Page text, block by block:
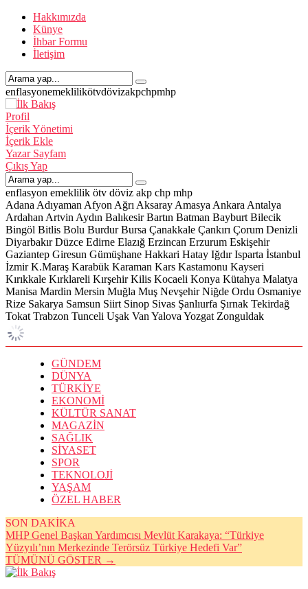
Hakkımızda
Künye
İhbar Formu
İletişim
enflasyonemeklilikötvdövizakpchpmhp
Profil
İçerik Yönetimi
İçerik Ekle
Yazar Sayfam
Çıkış Yap
enflasyon emeklilik ötv döviz akp chp mhp
Adana Adıyaman Afyon Ağrı Aksaray Amasya Ankara Antalya
Ardahan Artvin Aydın Balıkesir Bartın Batman Bayburt Bilecik
Bingöl Bitlis Bolu Burdur Bursa Çanakkale Çankırı Çorum Denizli
Diyarbakır Düzce Edirne Elazığ Erzincan Erzurum Eskişehir
Gaziantep Giresun Gümüşhane Hakkari Hatay Iğdır Isparta İstanbul
İzmir K.Maraş Karabük Karaman Kars Kastamonu Kayseri
Kırıkkale Kırklareli Kırşehir Kilis Kocaeli Konya Kütahya Malatya
Manisa Mardin Mersin Muğla Muş Nevşehir Niğde Ordu Osmaniye
Rize Sakarya Samsun Siirt Sinop Sivas Şanlıurfa Şırnak Tekirdağ
Tokat Trabzon Tunceli Uşak Van Yalova Yozgat Zonguldak
GÜNDEM
DÜNYA
TÜRKİYE
EKONOMİ
KÜLTÜR SANAT
MAGAZİN
SAĞLIK
SİYASET
SPOR
TEKNOLOJİ
YAŞAM
ÖZEL HABER
SON DAKİKA
MHP Genel Başkan Yardımcısı Mevlüt Karakaya: “Türkiye
Yüzyılı’nın Merkezinde Terörsüz Türkiye Hedefi Var”
TÜMÜNÜ GÖSTER →